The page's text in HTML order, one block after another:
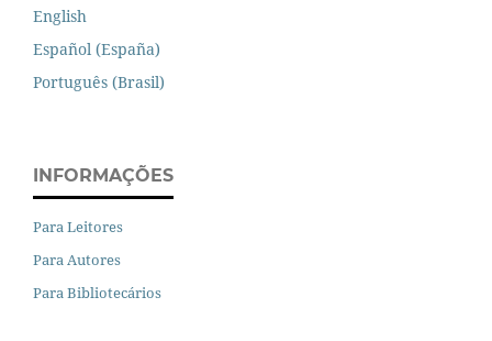
English
Español (España)
Português (Brasil)
INFORMAÇÕES
Para Leitores
Para Autores
Para Bibliotecários